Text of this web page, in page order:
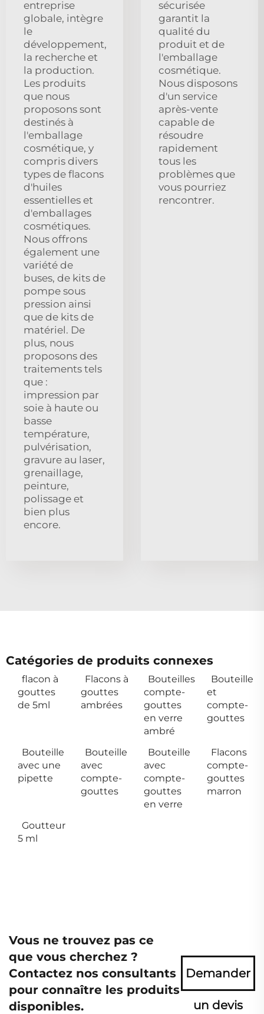
entreprise
globale, intègre
le
développement,
la recherche et
la production.
Les produits
que nous
proposons sont
destinés à
l'emballage
cosmétique, y
compris divers
types de flacons
d'huiles
essentielles et
d'emballages
cosmétiques.
Nous offrons
également une
variété de
buses, de kits de
pompe sous
pression ainsi
que de kits de
matériel. De
plus, nous
proposons des
traitements tels
que :
impression par
soie à haute ou
basse
température,
pulvérisation,
gravure au laser,
grenaillage,
peinture,
polissage et
bien plus
encore.
sécurisée
garantit la
qualité du
produit et de
l'emballage
cosmétique.
Nous disposons
d'un service
après-vente
capable de
résoudre
rapidement
tous les
problèmes que
vous pourriez
rencontrer.
Catégories de produits connexes
flacon à
gouttes
de 5ml
Flacons à
gouttes
ambrées
Bouteilles
compte-
gouttes
en verre
ambré
Bouteille
et
compte-
gouttes
Bouteille
avec une
pipette
Bouteille
avec
compte-
gouttes
Bouteille
avec
compte-
gouttes
en verre
Flacons
compte-
gouttes
marron
Goutteur
5 ml
Vous ne trouvez pas ce
que vous cherchez ?
Contactez nos consultants
pour connaître les produits
disponibles.
Demander
un devis